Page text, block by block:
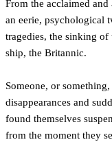
From the acclaimed
an eerie, psychological
tragedies, the sinking
ship, the Britannic.
Someone, or
disappearances and
found themselves
from the moment they